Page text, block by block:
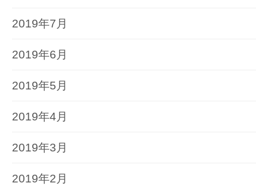
2019年7月
2019年6月
2019年5月
2019年4月
2019年3月
2019年2月